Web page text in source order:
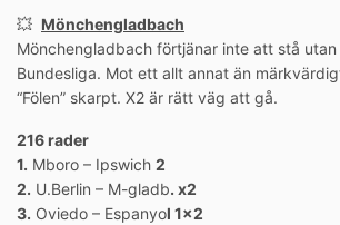
💥 Mönchengladbach
Mönchengladbach förtjänar inte att stå
Bundesliga. Mot ett allt annat än
“Fölen” skarpt. X2 är rätt väg att gå.
216 rader
1. Mboro – Ipswich 2
2. U.Berlin – M-gladb. x2
3. Oviedo – Espanyol 1×2